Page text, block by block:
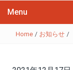
Menu
Home / お知らせ /